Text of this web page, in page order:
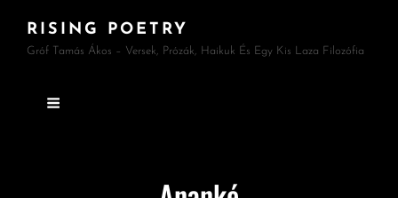
RISING POETRY
Gróf Tamás Ákos – Versek, Prózák, Haikuk És Egy Kis Laza Filozófia